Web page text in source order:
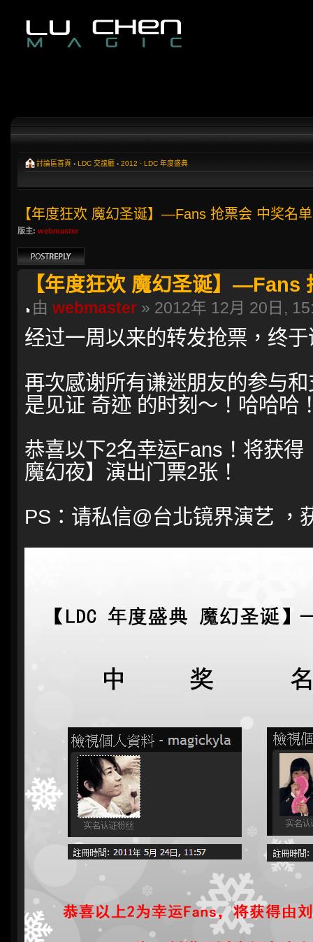
討論區首頁 ‹ LDC 交誼廳 ‹ 2012 · LDC 年度盛典
【年度狂欢 魔幻圣诞】—Fans 抢票会 中奖名单
版主: webmaster
發表回覆
【年度狂欢 魔幻圣诞】—Fans
由 webmaster » 2012年 12月 20日,
经过一周以来的转发抢票，终
再次感谢所有谦迷朋友的参与
是见证 奇迹 的时刻～！哈哈哈
恭喜以下2名幸运Fans！将获得
魔幻夜】演出门票2张！
PS：请私信@台北镜界演艺 ，